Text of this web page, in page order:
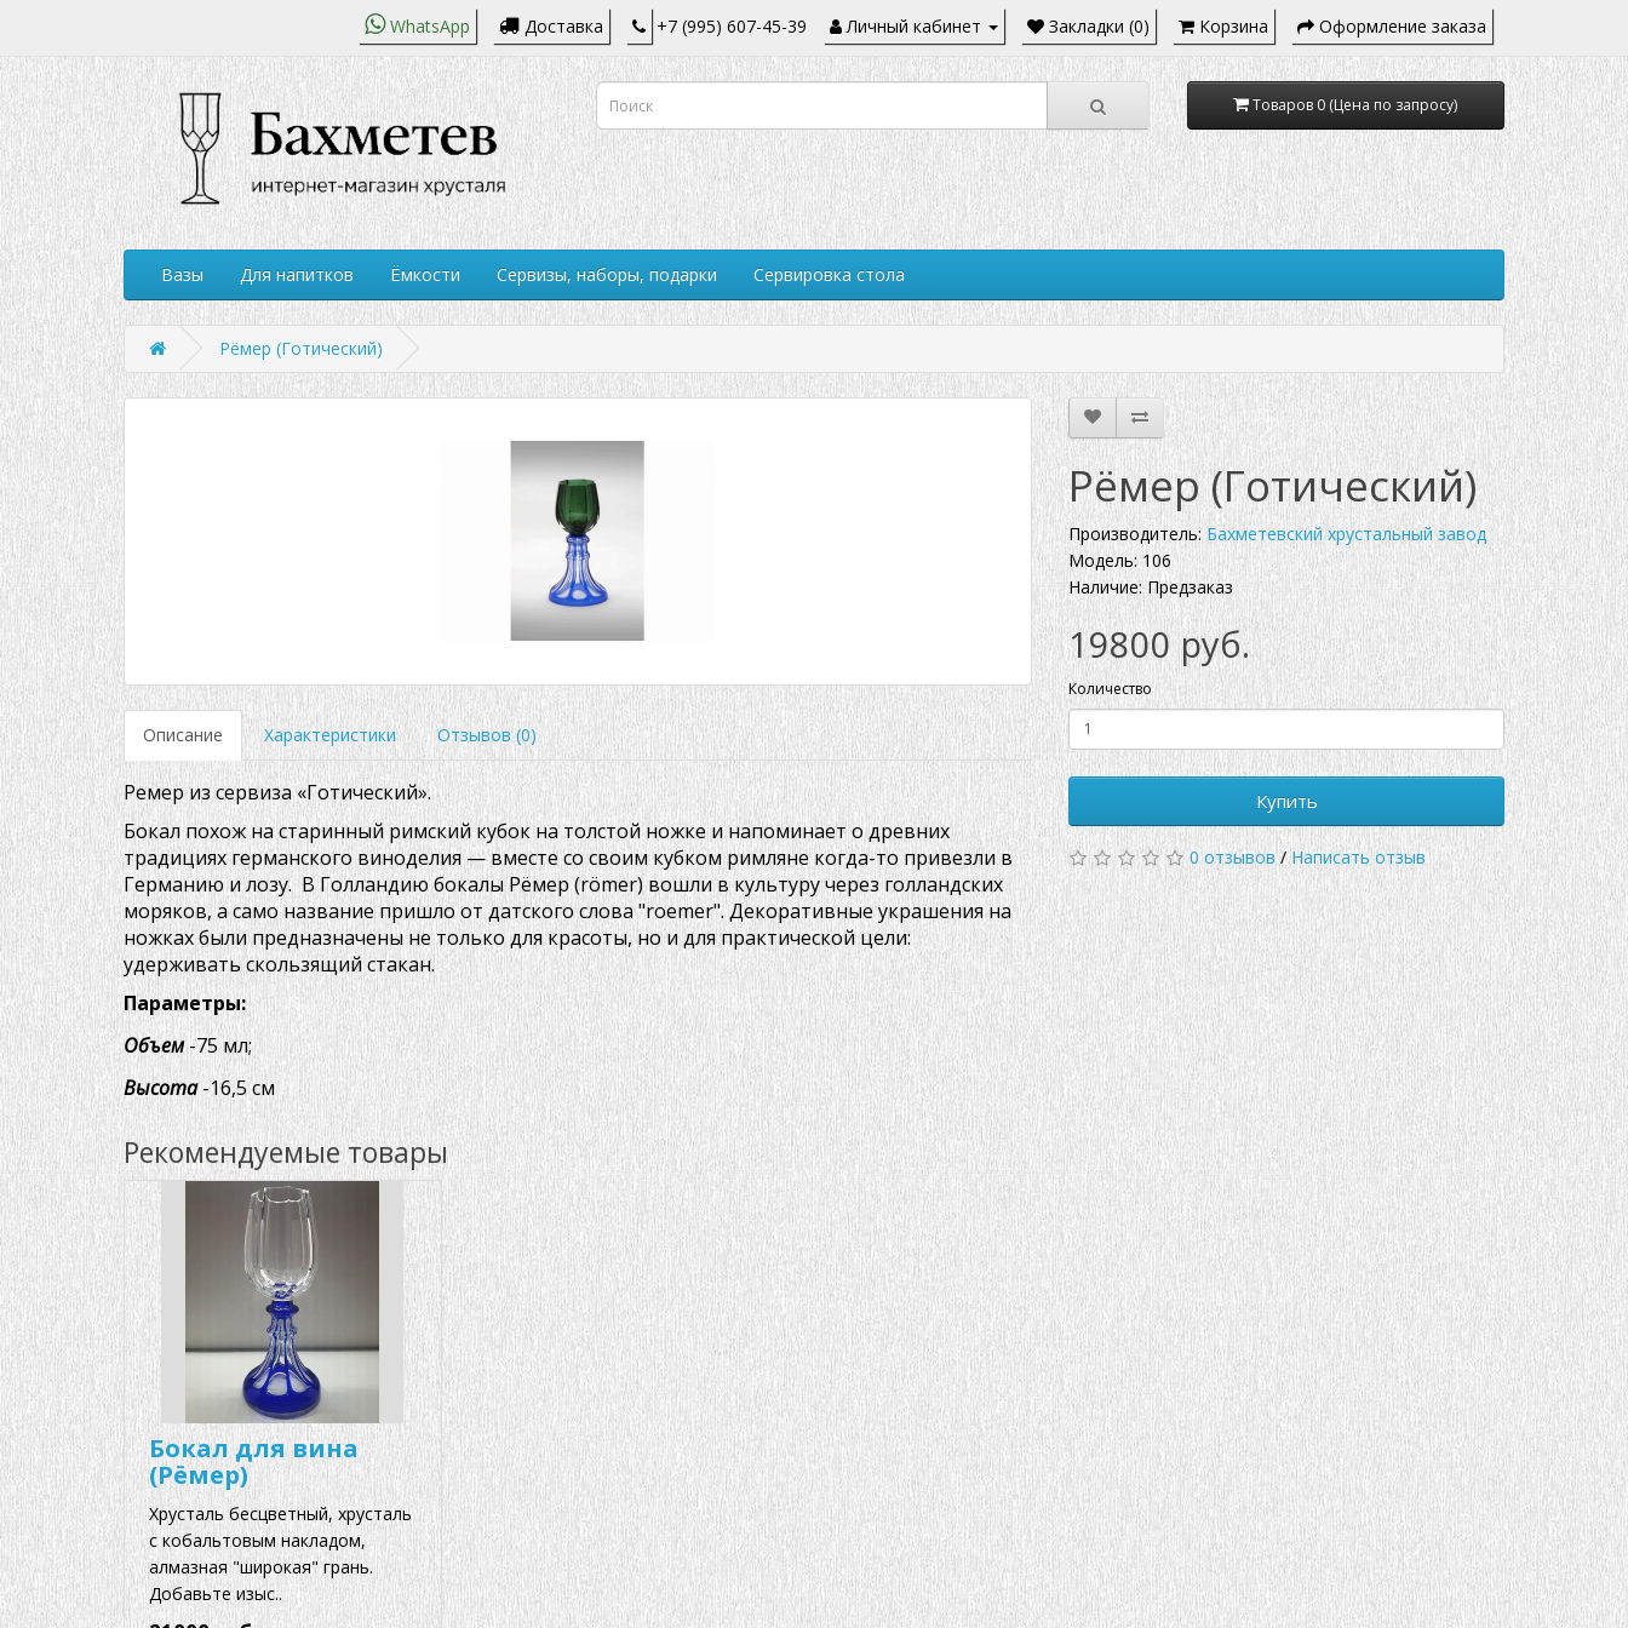
WhatsApp Доставка +7 (995) 607-45-39 Личный кабинет Закладки (0) Корзина Оформление заказа
Товаров 0 (Цена по запросу)
Вазы Для напитков Ёмкости Сервизы, наборы, подарки Сервировка стола
Рёмер (Готический)
Описание Характеристики Отзывов (0)
Ремер из сервиза «Готический».
Бокал похож на старинный римский кубок на толстой ножке и напоминает о древних
традициях германского виноделия — вместе со своим кубком римляне когда-то привезли в
Германию и лозу. В Голландию бокалы Рёмер (römer) вошли в культуру через голландских
моряков, а само название пришло от датского слова "roemer". Декоративные украшения на
ножках были предназначены не только для красоты, но и для практической цели:
удерживать скользящий стакан.
Параметры:
Объем-75 мл;
Высота-16,5 см
Рёмер (Готический)
Производитель: Бахметевский хрустальный завод
Модель: 106
Наличие: Предзаказ
19800 руб.
Количество
Купить
0 отзывов/Написать отзыв
Рекомендуемые товары
Бокал для вина
(Рёмер)
Хрусталь бесцветный, хрусталь
с кобальтовым накладом,
алмазная "широкая" грань.
Добавьте изыс..